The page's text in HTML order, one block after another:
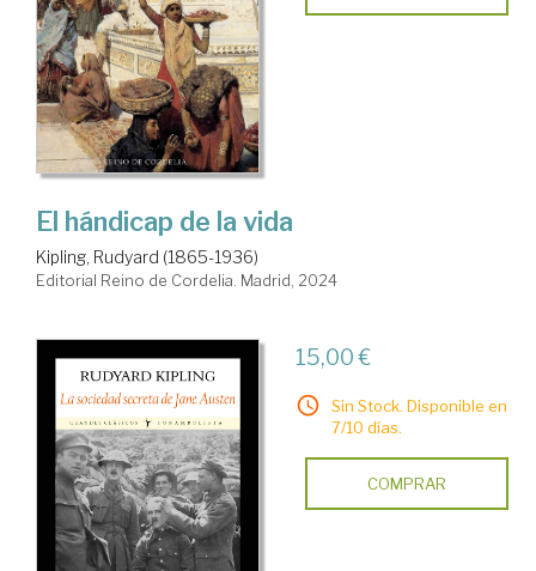
El hándicap de la vida
Kipling, Rudyard (1865-1936)
Editorial Reino de Cordelia. Madrid, 2024
15,00 €
Sin Stock. Disponible en
7/10 días.
COMPRAR